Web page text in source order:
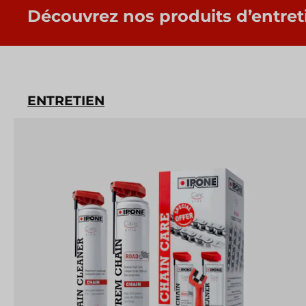
Découvrez nos produits
ENTRETIEN